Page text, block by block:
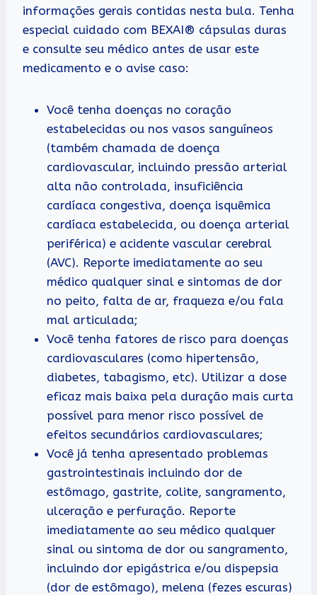
informações gerais contidas nesta bula. Tenha
especial cuidado com BEXAI® cápsulas duras
e consulte seu médico antes de usar este
medicamento e o avise caso:
Você tenha doenças no coração
estabelecidas ou nos vasos sanguíneos
(também chamada de doença
cardiovascular, incluindo pressão arterial
alta não controlada, insuficiência
cardíaca congestiva, doença isquêmica
cardíaca estabelecida, ou doença arterial
periférica) e acidente vascular cerebral
(AVC). Reporte imediatamente ao seu
médico qualquer sinal e sintomas de dor
no peito, falta de ar, fraqueza e/ou fala
mal articulada;
Você tenha fatores de risco para doenças
cardiovasculares (como hipertensão,
diabetes, tabagismo, etc). Utilizar a dose
eficaz mais baixa pela duração mais curta
possível para menor risco possível de
efeitos secundários cardiovasculares;
Você já tenha apresentado problemas
gastrointestinais incluindo dor de
estômago, gastrite, colite, sangramento,
ulceração e perfuração. Reporte
imediatamente ao seu médico qualquer
sinal ou sintoma de dor ou sangramento,
incluindo dor epigástrica e/ou dispepsia
(dor de estômago), melena (fezes escuras)